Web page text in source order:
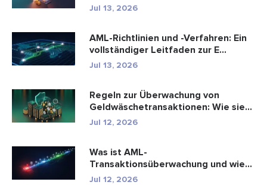
Jul 13, 2026
AML-Richtlinien und -Verfahren: Ein
vollständiger Leitfaden zur E...
Jul 13, 2026
Regeln zur Überwachung von
Geldwäschetransaktionen: Wie sie
Fina...
Jul 12, 2026
Was ist AML-
Transaktionsüberwachung und wie
funktioniert sie?
Jul 12, 2026